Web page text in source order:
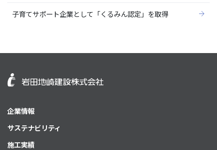
子育てサポート企業として「くるみん認定」を取得
企業情報
サステナビリティ
施工実績